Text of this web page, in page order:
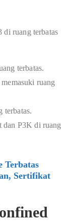
di ruang terbatas
terbatas.
ruang
terbatas.
dan P3K di ruang
Terbatas
Sertifikat